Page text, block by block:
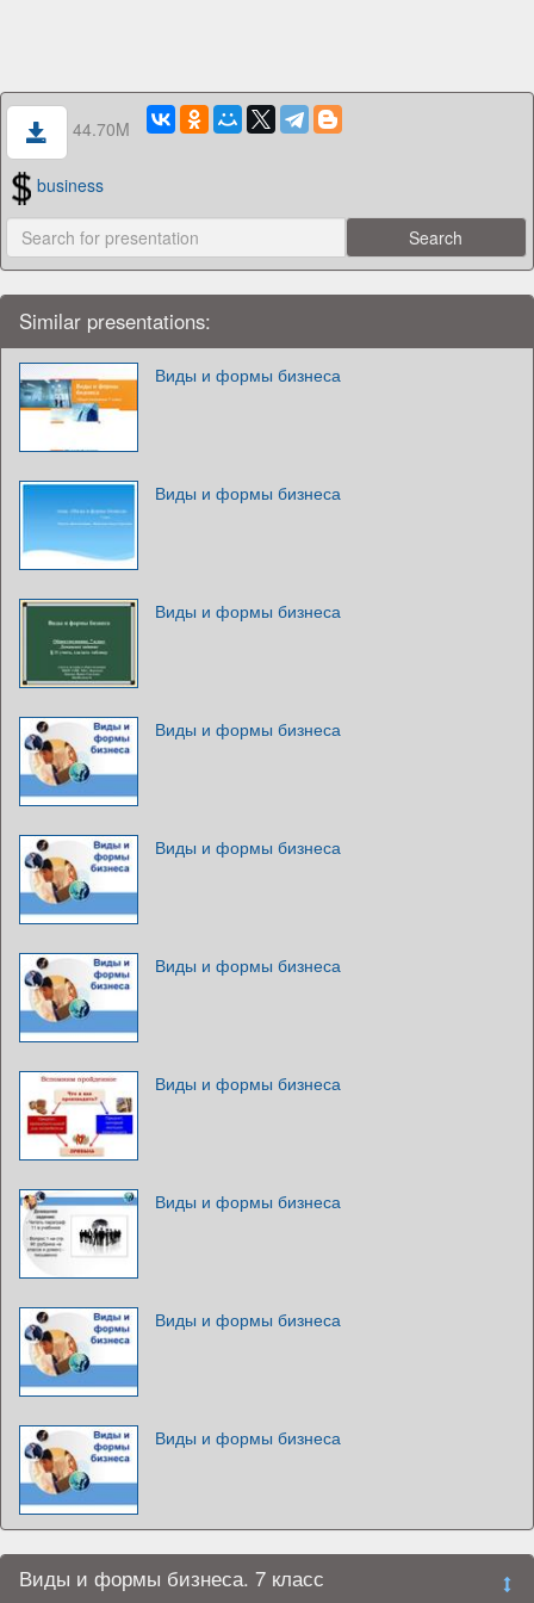
44.70M
business
Similar presentations:
Виды и формы бизнеса
Виды и формы бизнеса
Виды и формы бизнеса
Виды и формы бизнеса
Виды и формы бизнеса
Виды и формы бизнеса
Виды и формы бизнеса
Виды и формы бизнеса
Виды и формы бизнеса
Виды и формы бизнеса
Виды и формы бизнеса. 7 класс